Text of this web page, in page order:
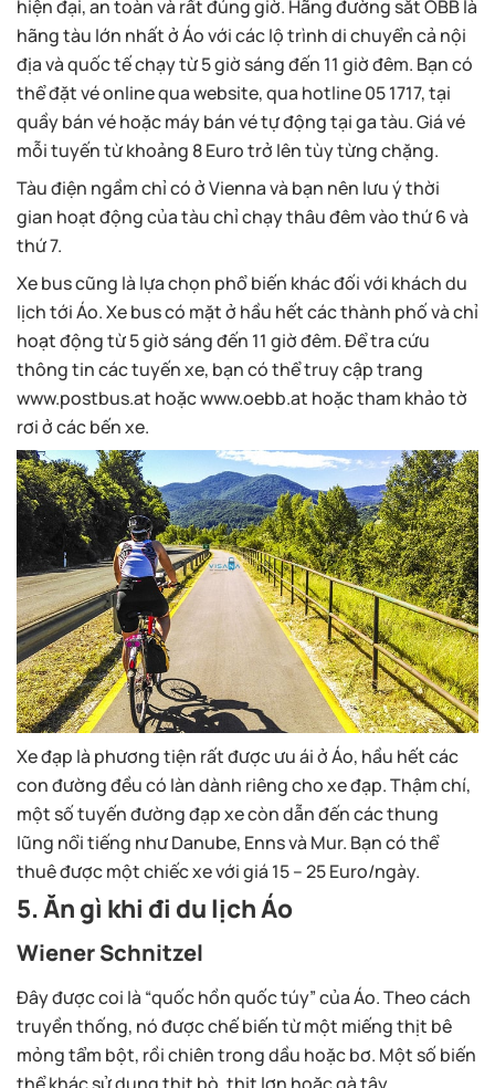
hiện đại, an toàn và rất đúng giờ. Hãng đường sắt ÖBB là
hãng tàu lớn nhất ở Áo với các lộ trình di chuyển cả nội
địa và quốc tế chạy từ 5 giờ sáng đến 11 giờ đêm. Bạn có
thể đặt vé online qua website, qua hotline 05 1717, tại
quầy bán vé hoặc máy bán vé tự động tại ga tàu. Giá vé
mỗi tuyến từ khoảng 8 Euro trở lên tùy từng chặng.
Tàu điện ngầm chỉ có ở Vienna và bạn nên lưu ý thời
gian hoạt động của tàu chỉ chạy thâu đêm vào thứ 6 và
thứ 7.
Xe bus cũng là lựa chọn phổ biến khác đối với khách du
lịch tới Áo. Xe bus có mặt ở hầu hết các thành phố và chỉ
hoạt động từ 5 giờ sáng đến 11 giờ đêm. Để tra cứu
thông tin các tuyến xe, bạn có thể truy cập trang
www.postbus.at hoặc www.oebb.at hoặc tham khảo tờ
rơi ở các bến xe.
Xe đạp là phương tiện rất được ưu ái ở Áo, hầu hết các
con đường đều có làn dành riêng cho xe đạp. Thậm chí,
một số tuyến đường đạp xe còn dẫn đến các thung
lũng nổi tiếng như Danube, Enns và Mur. Bạn có thể
thuê được một chiếc xe với giá 15 – 25 Euro/ngày.
5. Ăn gì khi đi du lịch Áo
Wiener Schnitzel
Đây được coi là “quốc hồn quốc túy” của Áo. Theo cách
truyền thống, nó được chế biến từ một miếng thịt bê
mỏng tẩm bột, rồi chiên trong dầu hoặc bơ. Một số biến